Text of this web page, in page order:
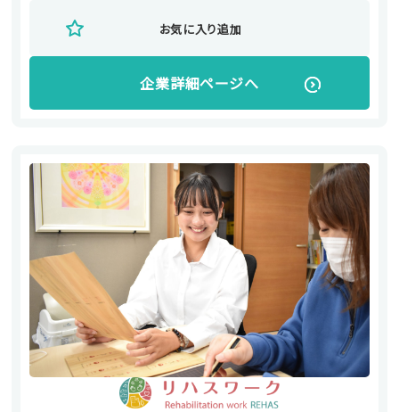
お気に入り追加
企業詳細ページへ